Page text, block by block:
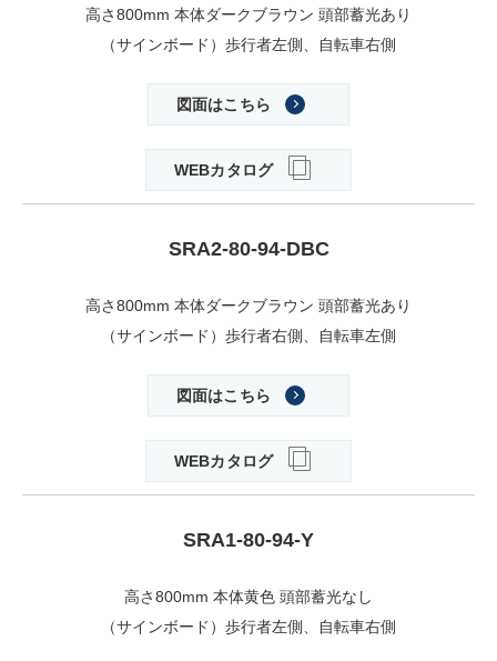
高さ800mm 本体ダークブラウン 頭部蓄光あり
（サインボード）歩行者左側、自転車右側
図面はこちら
WEBカタログ
SRA2-80-94-DBC
高さ800mm 本体ダークブラウン 頭部蓄光あり
（サインボード）歩行者右側、自転車左側
図面はこちら
WEBカタログ
SRA1-80-94-Y
高さ800mm 本体黄色 頭部蓄光なし
（サインボード）歩行者左側、自転車右側